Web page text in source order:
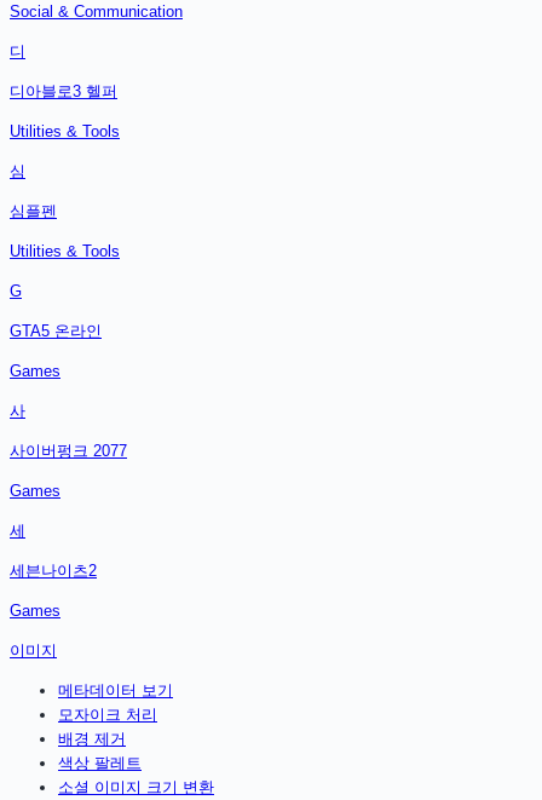
Social & Communication
디
디아블로3 헬퍼
Utilities & Tools
심
심플펜
Utilities & Tools
G
GTA5 온라인
Games
사
사이버펑크 2077
Games
세
세븐나이츠2
Games
이미지
메타데이터 보기
모자이크 처리
배경 제거
색상 팔레트
소셜 이미지 크기 변환